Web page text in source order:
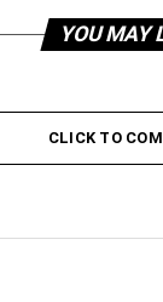
YOU MAY
CLICK TO